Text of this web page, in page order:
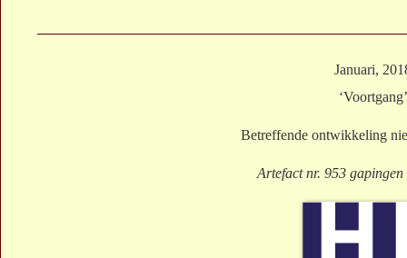
Januari,
‘Voortgang’
Betreffende ontwikkeling
Artefact nr. 953 gapingen